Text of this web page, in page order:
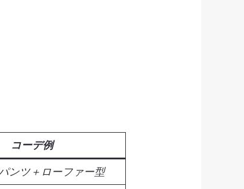
コーデ例
ンツ＋ローファー型